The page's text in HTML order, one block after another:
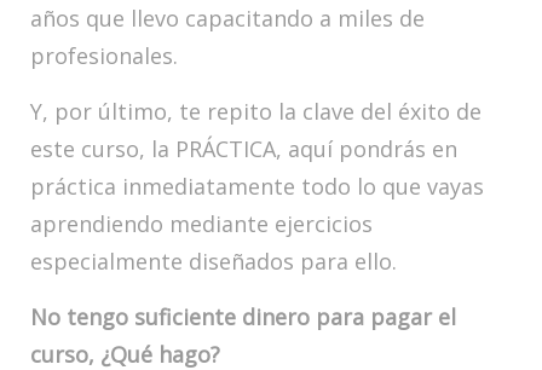
años que llevo capacitando a miles de
profesionales.
Y, por último, te repito la clave del éxito de
este curso, la PRÁCTICA, aquí pondrás en
práctica inmediatamente todo lo que vayas
aprendiendo mediante ejercicios
especialmente diseñados para ello.
No tengo suficiente dinero para pagar el
curso, ¿Qué hago?